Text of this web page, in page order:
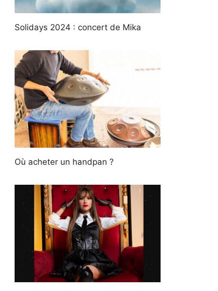
Solidays 2024 : concert de Mika
Où acheter un handpan ?